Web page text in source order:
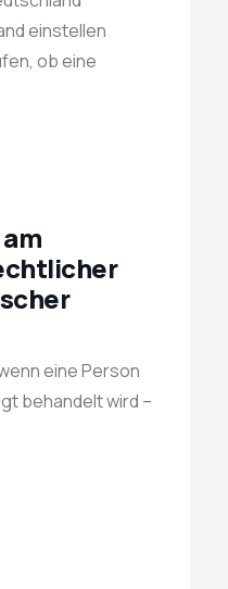
einstellen
ob eine
eine Person
behandelt wird –